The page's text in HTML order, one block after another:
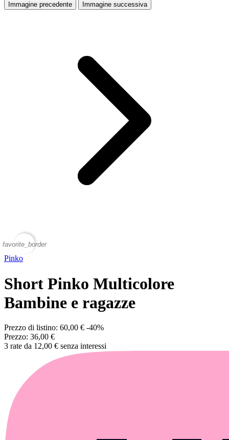
Immagine precedente Immagine successiva
favorite_border
Pinko
Short Pinko Multicolore
Bambine e ragazze
Prezzo di listino: 60,00 € -40%
Prezzo: 36,00 €
3 rate da 12,00 € senza interessi